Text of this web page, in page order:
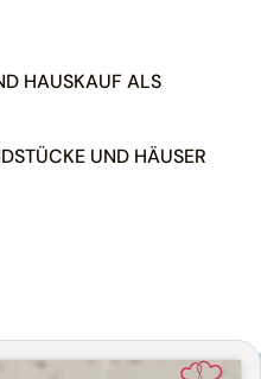
HAUSKAUF ALS
UND HÄUSER